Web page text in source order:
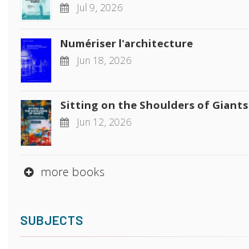
Jul 9, 2026
Numériser l'architecture
Jun 18, 2026
Sitting on the Shoulders of Giants
Jun 12, 2026
more books
SUBJECTS